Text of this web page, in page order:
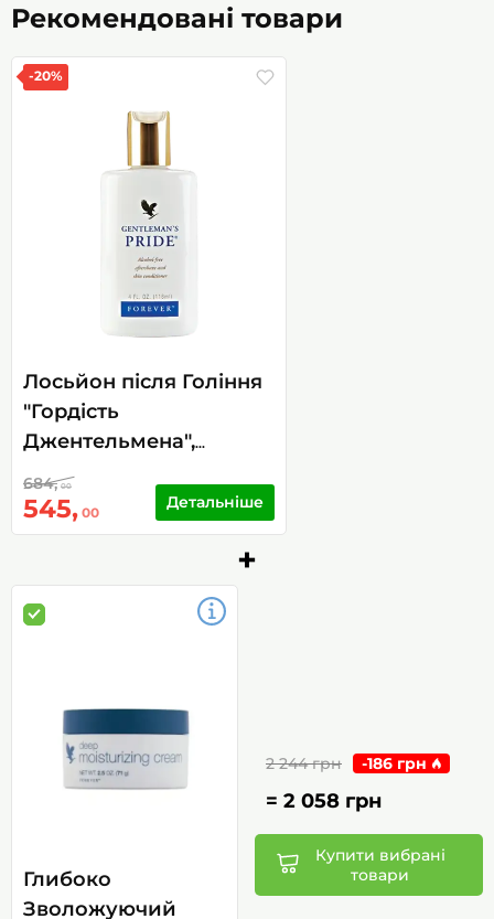
Рекомендовані товари
-20%
Лосьйон після Гоління
"Гордість
Джентельмена",
(Gentlemans Pride),
118гр
545, 00
684, 00
Детальніше
+
Глибоко
Зволожуючий
2 244 грн -186 грн
= 2 058 грн
Купити вибрані
товари